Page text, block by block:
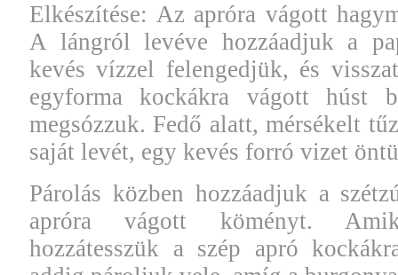
Elkészítése: Az apróra vágott
A lángról levéve hozzáadjuk a
kevés vízzel felengedjük, és
egyforma kockákra vágott húst
megsózzuk. Fedő alatt, mérsékelt
saját levét, egy kevés forró vizet
Párolás közben hozzáadjuk a
apróra vágott köményt.
hozzátesszük a szép apró